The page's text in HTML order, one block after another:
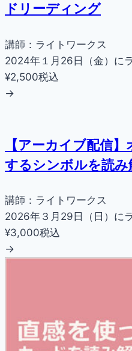
ドリーディング
講師：ライトワークス
2024年１月26日（金）に
¥2,500税込
→
【アーカイブ配信
するシンボルを読み
講師：ライトワークス
2026年３月29日（日）に
¥3,000税込
→